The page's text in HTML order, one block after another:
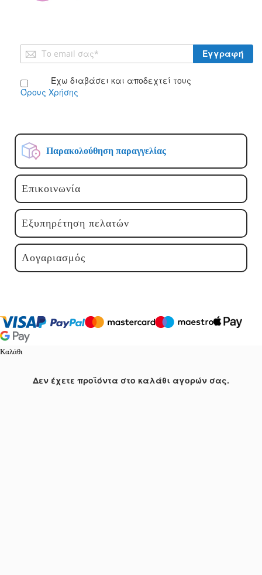
Παρακολούθηση παραγγελίας
Επικοινωνία
Εξυπηρέτηση πελατών
Λογαριασμός
Εγγραφή
στο
Δελτίο: Έχω διαβάσει και αποδεχτεί τους
Όρους Χρήσης
Εγγραφή
Καλάθι
Δεν έχετε προϊόντα στο καλάθι αγορών σας.